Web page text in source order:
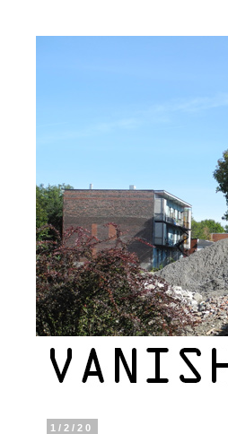
1/2/20